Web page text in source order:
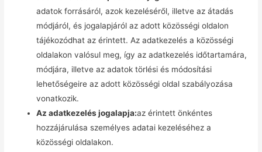
adatok forrásáról, azok kezeléséről, illetve az átadás
módjáról, és jogalapjáról az adott közösségi oldalon
tájékozódhat az érintett. Az adatkezelés a közösségi
oldalakon valósul meg, így az adatkezelés időtartamára,
módjára, illetve az adatok törlési és módosítási
lehetőségeire az adott közösségi oldal szabályozása
vonatkozik.
Az adatkezelés jogalapja:az érintett önkéntes
hozzájárulása személyes adatai kezeléséhez a
közösségi oldalakon.